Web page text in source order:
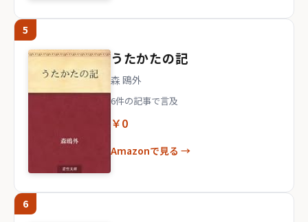
5
うたかたの記
森 鴎外
6件の記事で言及
￥0
Amazonで見る →
6